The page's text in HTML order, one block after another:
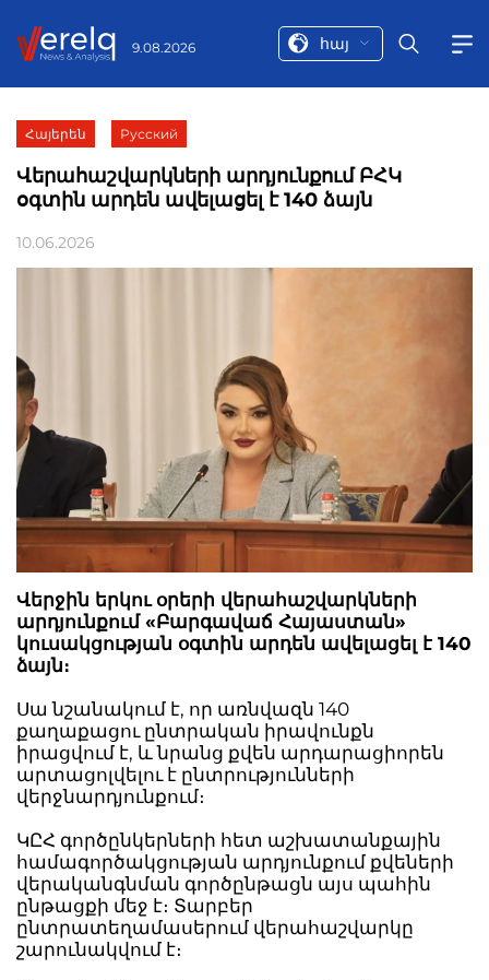
9.08.2026 հայ
Հայերեն Русский
Վերահաշվարկների արդյունքում ԲՀԿ
օգտին արդեն ավելացել է 140 ձայն
10.06.2026
Վերջին երկու օրերի վերահաշվարկների
արդյունքում «Բարգավաճ Հայաստան»
կուսակցության օգտին արդեն ավելացել է 140
ձայն։
Սա նշանակում է, որ առնվազն 140
քաղաքացու ընտրական իրավունքն
իրացվում է, և նրանց քվեն արդարացիորեն
արտացոլվելու է ընտրությունների
վերջնարդյունքում։
ԿԸՀ գործընկերների հետ աշխատանքային
համագործակցության արդյունքում քվեների
վերականգնման գործընթացն այս պահին
ընթացքի մեջ է։ Տարբեր
ընտրատեղամասերում վերահաշվարկը
շարունակվում է։